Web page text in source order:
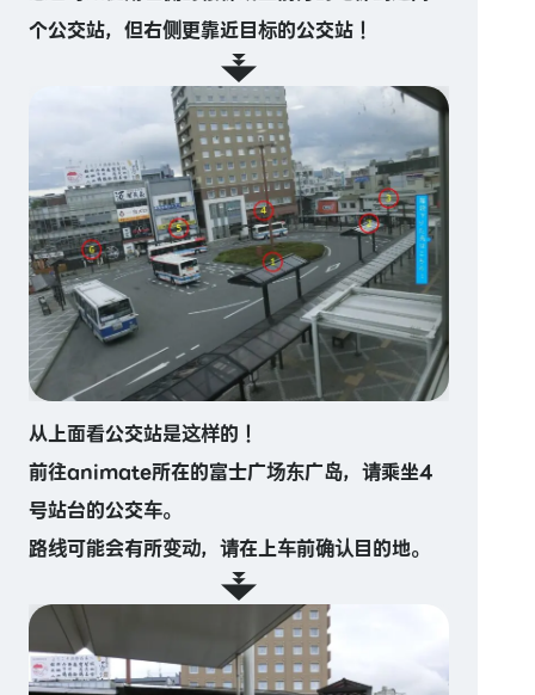
个公交站，但右侧更靠近目标的公交站！
从上面看公交站是这样的！
前往animate所在的富士广场东广岛，请乘坐4
号站台的公交车。
路线可能会有所变动，请在上车前确认目的地。